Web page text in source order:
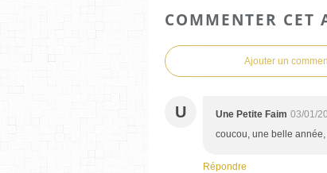
COMMENTER CET
Ajouter un
U Une Petite Faim 03/01/
coucou, une belle
Répondre